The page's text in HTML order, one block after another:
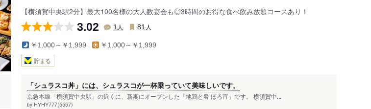
新大津駅【横須賀中央駅2分】最大100名様の大人数宴会も◎3時間のお得な食べ飲み放題コースあり！
3.02 1 人 81 人
￥1,000～￥1,999 ￥1,000～￥1,999
貯まる
「シュラスコ丼」には、シュラスコが一杯乗っていて美味しいです。
京急本線「横須賀中央駅」の近くに、新期にオープンした「地鶏と肴 ほろ宵」です。 横須賀中...
by HYHY777(5557)